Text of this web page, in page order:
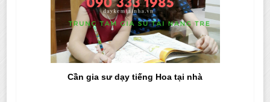
Cần gia sư dạy tiếng Hoa tại nhà